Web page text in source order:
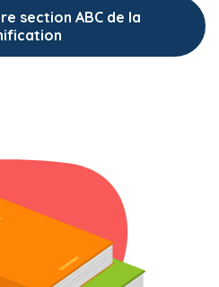
section ABC de la